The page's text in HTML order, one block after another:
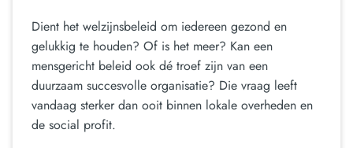
Dient het welzijnsbeleid om iedereen gezond en
gelukkig te houden? Of is het meer? Kan een
mensgericht beleid ook dé troef zijn van een
duurzaam succesvolle organisatie? Die vraag leeft
vandaag sterker dan ooit binnen lokale overheden en
de social profit.